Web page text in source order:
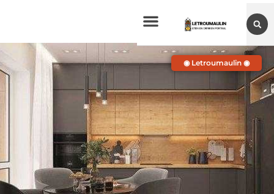
◉ Letroumaulin ◉